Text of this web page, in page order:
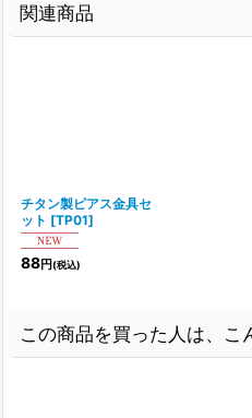
関連商品
チタン製ピアス金具セ
ット [TP01]
88円(税込)
この商品を買った人は、こ